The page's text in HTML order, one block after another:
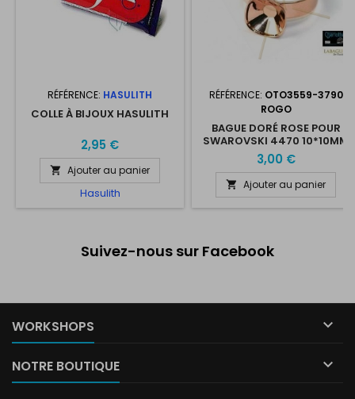
RÉFÉRENCE: HASULITH
COLLE À BIJOUX HASULITH
2,95 €
 Ajouter au panier
Hasulith
RÉFÉRENCE: OTO3559-3790
ROGO
BAGUE DORÉ ROSE POUR
SWAROVSKI 4470 10*10MM
3,00 €
 Ajouter au panier
Suivez-nous sur Facebook
WORKSHOPS 
NOTRE BOUTIQUE 